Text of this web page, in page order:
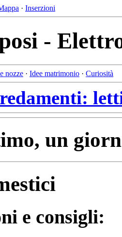
· Inserzioni
-
nozze · Idee matrimonio · Curiosità
un
e consigli: